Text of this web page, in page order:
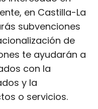
en Castilla-La
subvenciones
de
te ayudarán a
con la
y la
o servicios.